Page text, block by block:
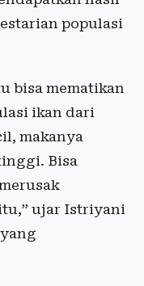
populasi
bisa mematikan
ikan dari
makanya
Bisa
ujar Istriyani